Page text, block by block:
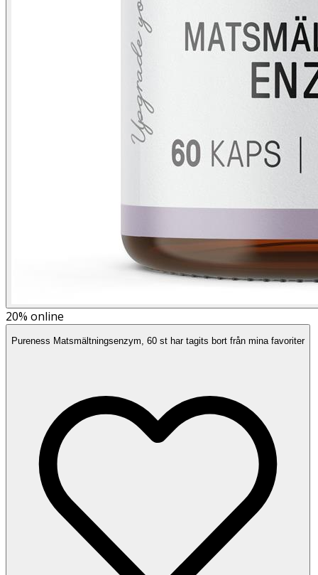
20% online
Pureness Matsmältningsenzym, 60 st har tagits bort från mina favoriter